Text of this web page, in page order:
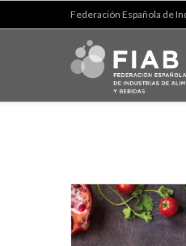
Federación Española de